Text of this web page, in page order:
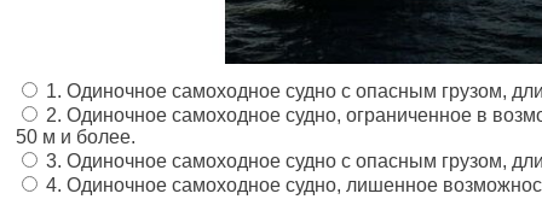
1. Одиночное самоходное судно с опасным грузом,
2. Одиночное самоходное судно, ограниченное в
50 м и более.
3. Одиночное самоходное судно с опасным грузом,
4. Одиночное самоходное судно, лишенное